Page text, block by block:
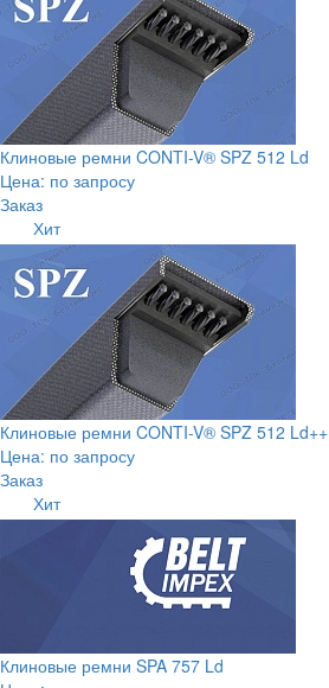
Клиновые ремни CONTI-V® SPZ 512 Ld
Цена: по запросу
Заказ
Хит
Клиновые ремни CONTI-V® SPZ 512 Ld++
Цена: по запросу
Заказ
Хит
Клиновые ремни SPA 757 Ld